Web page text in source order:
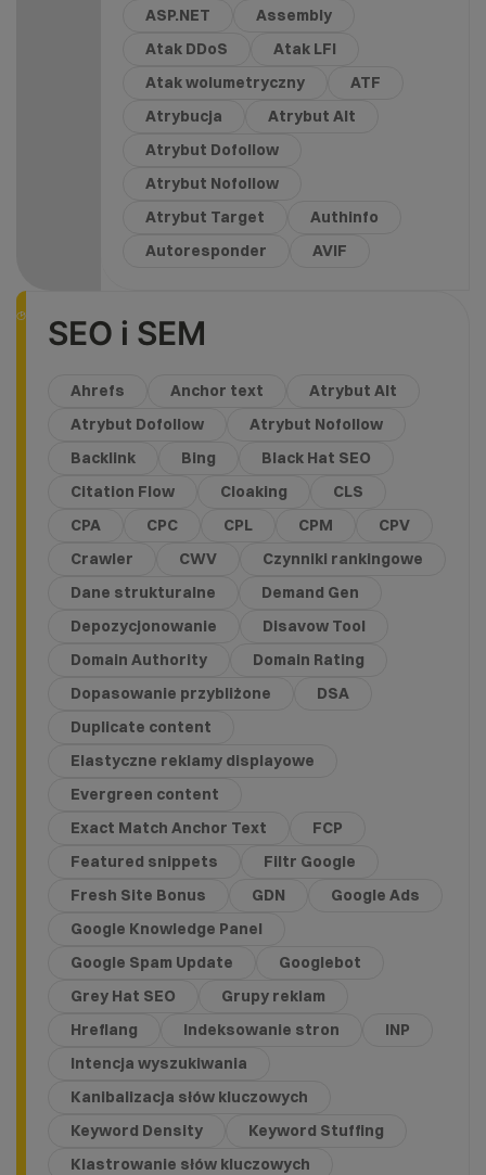
ASP.NET
Assembly
Atak DDoS
Atak LFI
Atak wolumetryczny
ATF
Atrybucja
Atrybut Alt
Atrybut Dofollow
Atrybut Nofollow
Atrybut Target
Authinfo
Autoresponder
AVIF
SEO i SEM
Ahrefs Anchor text
Atrybut Alt
Atrybut Dofollow
Atrybut Nofollow
Backlink
Bing
Black Hat SEO
Citation Flow
Cloaking
CLS
CPA
CPC CPL CPM
CPV
Crawler
CWV
Czynniki rankingowe
Dane strukturalne
Demand Gen
Depozycjonowanie
Disavow Tool
Domain Authority
Domain Rating
Dopasowanie przybliżone
DSA
Duplicate content
Elastyczne reklamy displayowe
Evergreen content
Exact Match Anchor Text
FCP
Featured snippets
Filtr Google
Fresh Site Bonus
GDN
Google Ads
Google Knowledge Panel
Google Spam Update
Googlebot
Grey Hat SEO
Grupy reklam
Hreflang
Indeksowanie stron
INP
Intencja wyszukiwania
Kanibalizacja słów kluczowych
Keyword Density
Keyword Stuffing
Klastrowanie słów kluczowych